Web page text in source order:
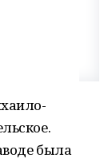
была